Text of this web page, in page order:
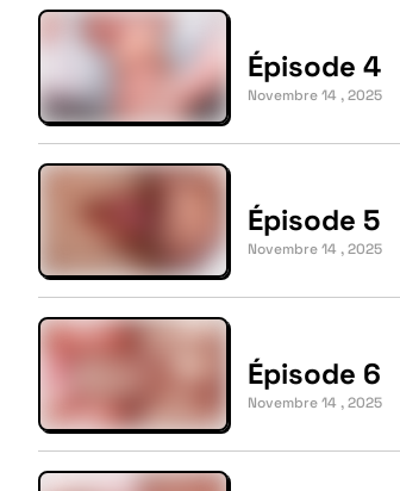
Épisode 4
Novembre 14 , 2025
Épisode 5
Novembre 14 , 2025
Épisode 6
Novembre 14 , 2025